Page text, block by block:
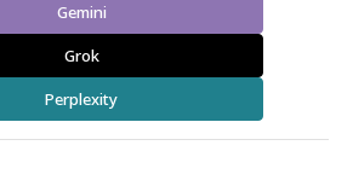
Gemini
Grok
Perplexity